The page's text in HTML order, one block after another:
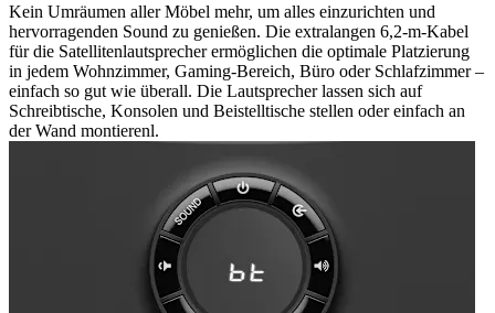
Kein Umräumen aller Möbel mehr, um alles einzurichten und
hervorragenden Sound zu genießen. Die extralangen 6,2-m-Kabel
für die Satellitenlautsprecher ermöglichen die optimale Platzierung
in jedem Wohnzimmer, Gaming-Bereich, Büro oder Schlafzimmer –
einfach so gut wie überall. Die Lautsprecher lassen sich auf
Schreibtische, Konsolen und Beistelltische stellen oder einfach an
der Wand montierenl.